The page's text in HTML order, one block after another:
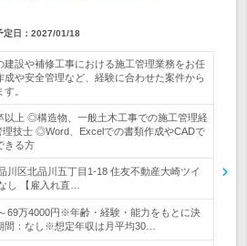
定日： 2027/01/18
建設や補修工事における施工管理業務をお任
成や安全管理など、経験に合わせた案件から
。
以上 ◎構造物、一般土木工事での施工管理経
技士 ◎Word、Excelでの書類作成やCADで
きる方
川区北品川五丁目1-18 住友不動産大崎ツイ
し 【雇入れ直…
69万4000円※年齢・経験・能力をもとに決
間：なし※想定年収は月平均30…